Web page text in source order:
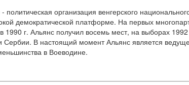
политическая организация венгерского
демократической платформе. На первых
1990 г. Альянс получил восемь мест, на выборах
Сербии. В настоящий момент Альянс является
в Воеводине.